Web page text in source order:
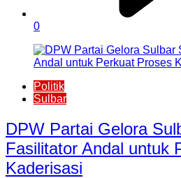
0
Politik
Sulbar
DPW Partai Gelora
Fasilitator Andal untuk
Kaderisasi